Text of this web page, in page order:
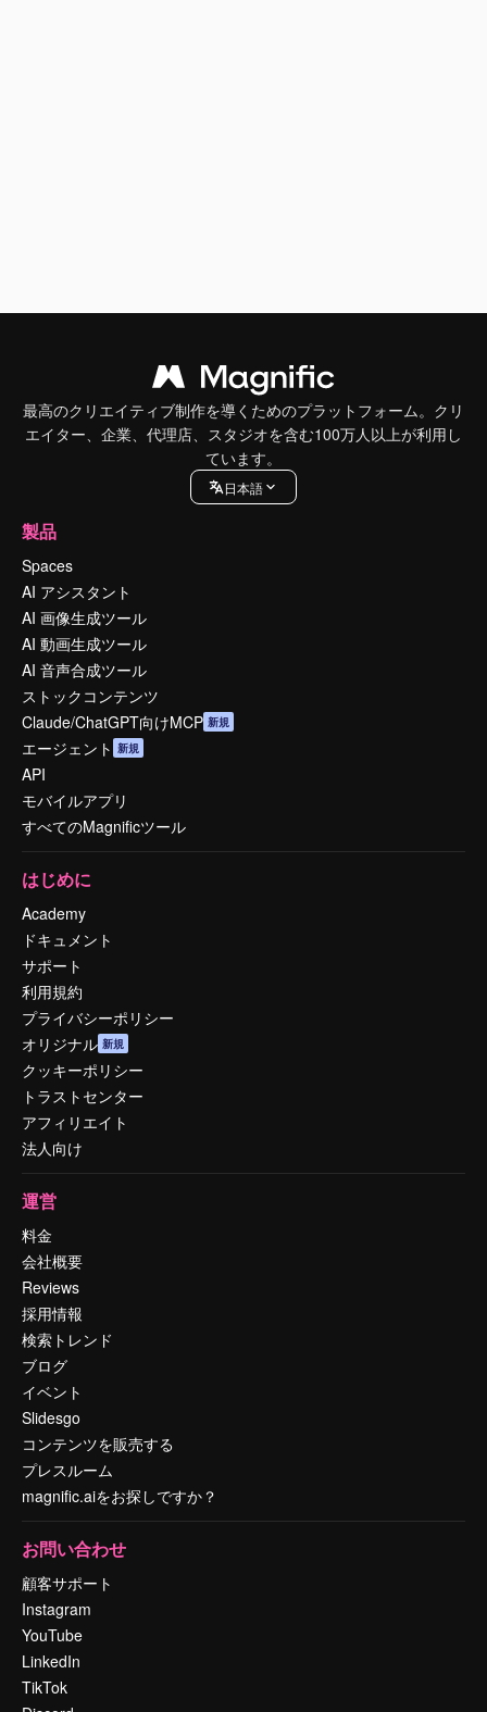
最高のクリエイティブ制作を導くためのプラットフォーム。クリ
エイター、企業、代理店、スタジオを含む100万人以上が利用し
ています。
日本語
製品
Spaces
AI アシスタント
AI 画像生成ツール
AI 動画生成ツール
AI 音声合成ツール
ストックコンテンツ
Claude/ChatGPT向けMCP 新規
エージェント 新規
API
モバイルアプリ
すべてのMagnificツール
はじめに
Academy
ドキュメント
サポート
利用規約
プライバシーポリシー
オリジナル 新規
クッキーポリシー
トラストセンター
アフィリエイト
法人向け
運営
料金
会社概要
Reviews
採用情報
検索トレンド
ブログ
イベント
Slidesgo
コンテンツを販売する
プレスルーム
magnific.aiをお探しですか？
お問い合わせ
顧客サポート
Instagram
YouTube
LinkedIn
TikTok